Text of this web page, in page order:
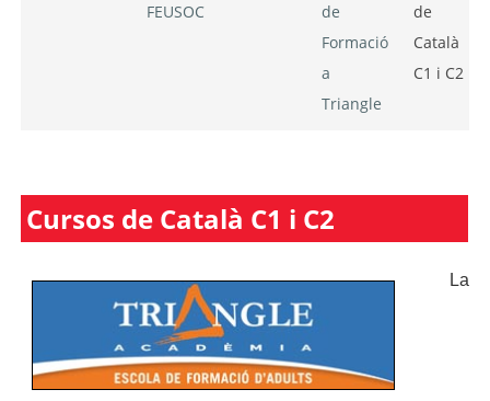
FEUSOC
de
Formació
a
Triangle
de
Català
C1 i C2
Cursos de Català C1 i C2
La